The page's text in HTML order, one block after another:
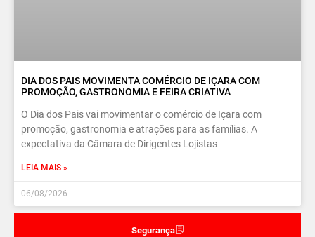
Segurança
DIA DOS PAIS MOVIMENTA COMÉRCIO DE IÇARA COM
PROMOÇÃO, GASTRONOMIA E FEIRA CRIATIVA
O Dia dos Pais vai movimentar o comércio de Içara com
promoção, gastronomia e atrações para as famílias. A
expectativa da Câmara de Dirigentes Lojistas
LEIA MAIS »
06/08/2026